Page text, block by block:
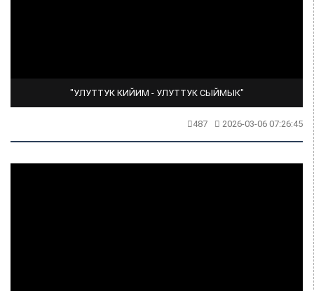
"УЛУТТУК КИЙИМ - УЛУТТУК СЫЙМЫК"
487 2026-03-06 07:26:45